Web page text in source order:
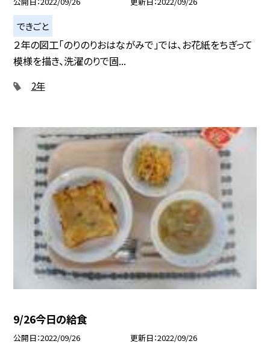
できごと
２年の図工「のりのりおはながみで」では、お花紙をちぎって
模様を描き、洗濯のりで固...
2年
9/26今日の給食
公開日 2022/09/26 更新日 2022/09/26